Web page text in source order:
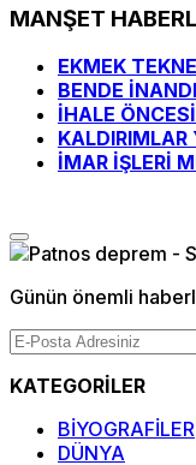
MANŞET
EKMEK
BENDE
İHALE
KALDIRIMLAR
İMAR İŞLERİ
Günün önemli
KATEGORİLER
BİYOGRAFİLER
DÜNYA